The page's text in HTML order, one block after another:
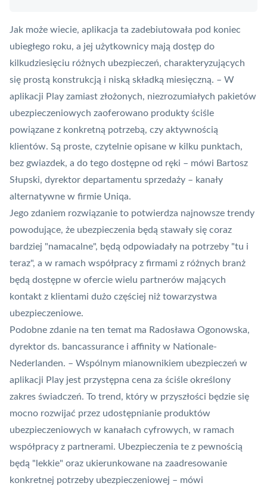
Jak może wiecie, aplikacja ta zadebiutowała pod koniec
ubiegłego roku, a jej użytkownicy mają dostęp do
kilkudziesięciu różnych ubezpieczeń, charakteryzujących
się prostą konstrukcją i niską składką miesięczną. – W
aplikacji Play zamiast złożonych, niezrozumiałych pakietów
ubezpieczeniowych zaoferowano produkty ściśle
powiązane z konkretną potrzebą, czy aktywnością
klientów. Są proste, czytelnie opisane w kilku punktach,
bez gwiazdek, a do tego dostępne od ręki – mówi Bartosz
Słupski, dyrektor departamentu sprzedaży – kanały
alternatywne w firmie Uniqa.
Jego zdaniem rozwiązanie to potwierdza najnowsze trendy
powodujące, że ubezpieczenia będą stawały się coraz
bardziej "namacalne", będą odpowiadały na potrzeby "tu i
teraz", a w ramach współpracy z firmami z różnych branż
będą dostępne w ofercie wielu partnerów mających
kontakt z klientami dużo częściej niż towarzystwa
ubezpieczeniowe.
Podobne zdanie na ten temat ma Radosława Ogonowska,
dyrektor ds. bancassurance i affinity w Nationale-
Nederlanden. – Wspólnym mianownikiem ubezpieczeń w
aplikacji Play jest przystępna cena za ściśle określony
zakres świadczeń. To trend, który w przyszłości będzie się
mocno rozwijać przez udostępnianie produktów
ubezpieczeniowych w kanałach cyfrowych, w ramach
współpracy z partnerami. Ubezpieczenia te z pewnością
będą "lekkie" oraz ukierunkowane na zaadresowanie
konkretnej potrzeby ubezpieczeniowej – mówi